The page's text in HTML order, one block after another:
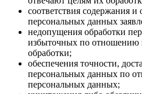
соответствия содержания
персональных данных
недопущения обработки
избыточных по отношению
обработки;
обеспечения точности,
персональных данных по
персональных данных;